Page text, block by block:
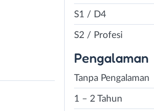
S1 / D4
S2 / Profesi
Pengalaman
Tanpa Pengalaman
1 – 2 Tahun